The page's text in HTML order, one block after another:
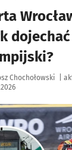
Chochołowski